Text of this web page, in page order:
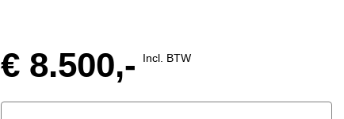
€ 8.500,- Incl. BTW